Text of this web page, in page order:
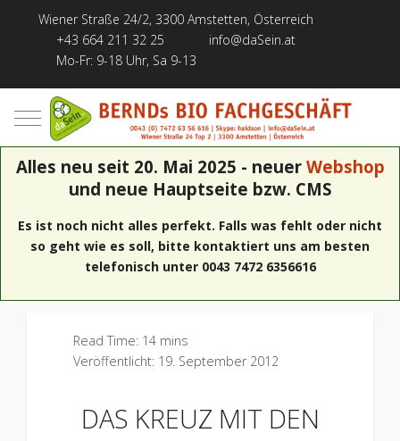
Wiener Straße 24/2, 3300 Amstetten, Österreich
+43 664 211 32 25
info@daSein.at
Mo-Fr: 9-18 Uhr, Sa 9-13
Mobile Menu Toggle
Alles neu seit 20. Mai 2025 - neuer Webshop
und neue Hauptseite bzw. CMS
Es ist noch nicht alles perfekt. Falls was fehlt oder nicht
so geht wie es soll, bitte kontaktiert uns am besten
telefonisch unter 0043 7472 6356616
Read Time: 14 mins
Veröffentlicht: 19. September 2012
DAS KREUZ MIT DEN